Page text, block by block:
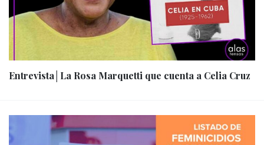
Entrevista│La Rosa Marquetti que cuenta a Celia Cruz